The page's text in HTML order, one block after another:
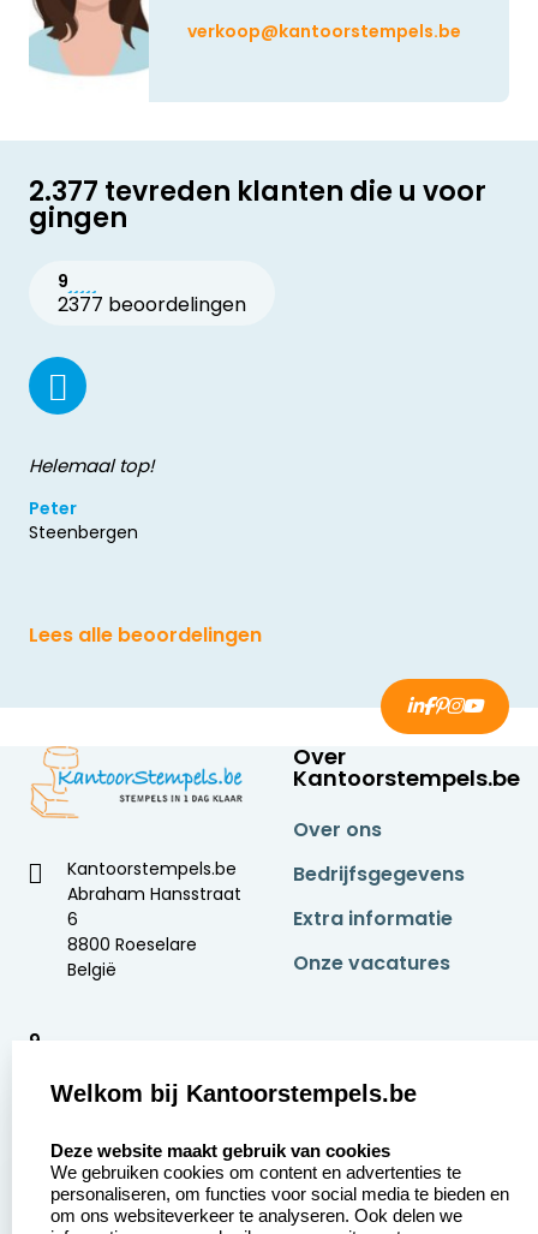
verkoop@kantoorstempels.be
2.377 tevreden klanten die u voor
gingen
9
2377 beoordelingen
Helemaal top!
Peter
Steenbergen
Lees alle beoordelingen
Kantoorstempels.be
Abraham Hansstraat
6
8800 Roeselare
België
9
Over
Kantoorstempels.be
Over ons
Bedrijfsgegevens
Extra informatie
Onze vacatures
Aanvraag op maat
Contact opnemen
Welkom bij Kantoorstempels.be
Deze website maakt gebruik van cookies
We gebruiken cookies om content en advertenties te
personaliseren, om functies voor social media te bieden en
om ons websiteverkeer te analyseren. Ook delen we